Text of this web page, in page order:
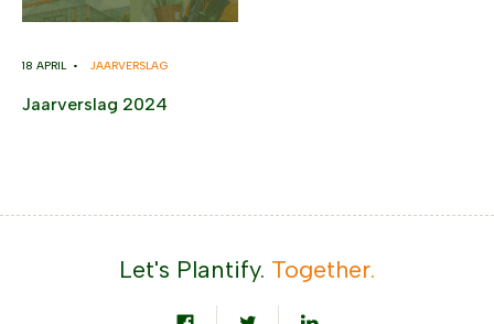
18 APRIL • JAARVERSLAG
Jaarverslag 2024
Let's Plantify. Together.